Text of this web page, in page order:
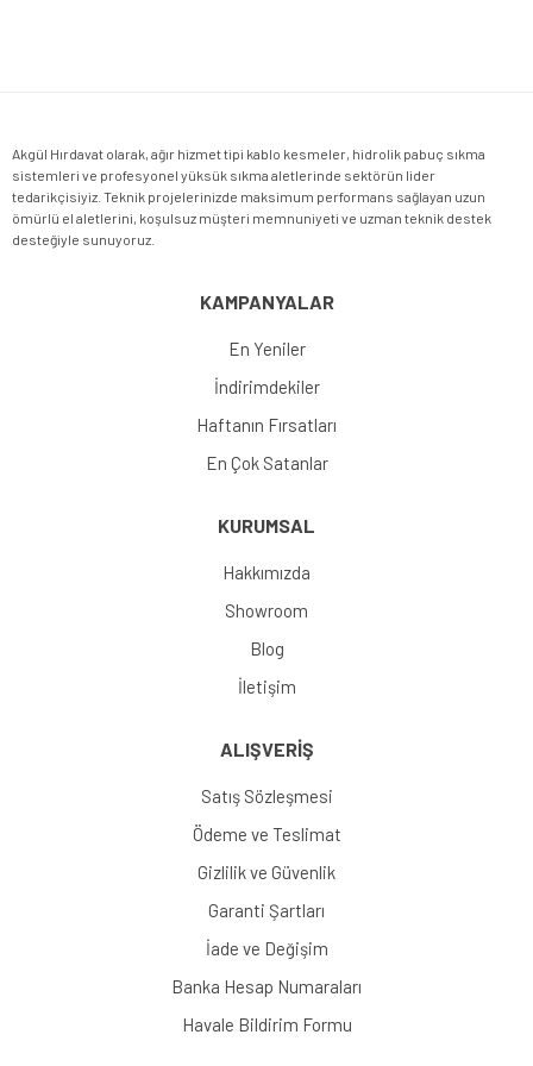
Akgül Hırdavat olarak, ağır hizmet tipi kablo kesmeler, hidrolik pabuç sıkma
sistemleri ve profesyonel yüksük sıkma aletlerinde sektörün lider
tedarikçisiyiz. Teknik projelerinizde maksimum performans sağlayan uzun
ömürlü el aletlerini, koşulsuz müşteri memnuniyeti ve uzman teknik destek
desteğiyle sunuyoruz.
KAMPANYALAR
En Yeniler
İndirimdekiler
Haftanın Fırsatları
En Çok Satanlar
KURUMSAL
Hakkımızda
Showroom
Blog
İletişim
ALIŞVERİŞ
Satış Sözleşmesi
Ödeme ve Teslimat
Gizlilik ve Güvenlik
Garanti Şartları
İade ve Değişim
Banka Hesap Numaraları
Havale Bildirim Formu